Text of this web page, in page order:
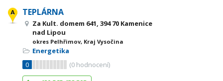
TEPLÁRNA
Za Kult. domem 641, 394 70 Kamenice
nad Lipou
okres Pelhřimov, Kraj Vysočina
Energetika
0
(0 hodnocení)